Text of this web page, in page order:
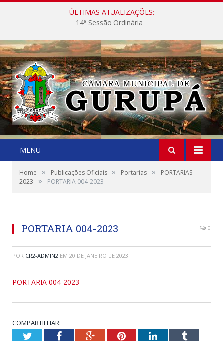
ÚLTIMAS ATUALIZAÇÕES:
14ª Sessão Ordinária
MENU
Home » Publicações Oficiais » Portarias »
PORTARIAS
2023
» PORTARIA 004-2023
PORTARIA 004-2023 0
POR CR2-ADMIN2 EM 20 DE JANEIRO DE 2023
PORTARIA 004-2023
COMPARTILHAR:
TwitterFacebookGoogle+PinterestLinkedInTumblr